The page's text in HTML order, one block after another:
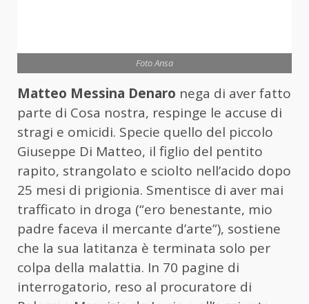
Foto Ansa
Matteo Messina Denaro nega di aver fatto
parte di Cosa nostra, respinge le accuse di
stragi e omicidi. Specie quello del piccolo
Giuseppe Di Matteo, il figlio del pentito
rapito, strangolato e sciolto nell’acido dopo
25 mesi di prigionia. Smentisce di aver mai
trafficato in droga (“ero benestante, mio
padre faceva il mercante d’arte”), sostiene
che la sua latitanza è terminata solo per
colpa della malattia. In 70 pagine di
interrogatorio, reso al procuratore di